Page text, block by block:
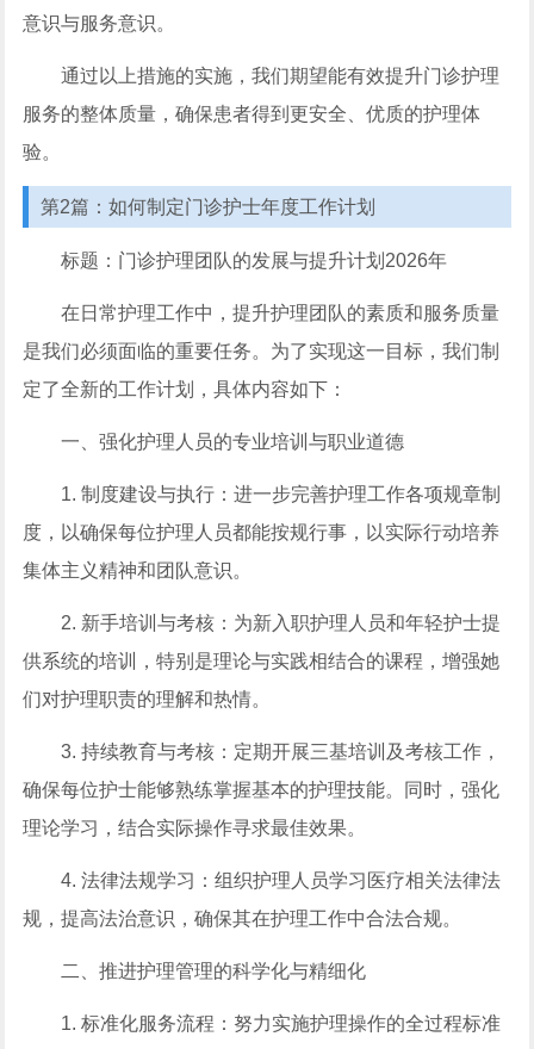
意识与服务意识。
通过以上措施的实施，我们期望能有效提升门诊护理
服务的整体质量，确保患者得到更安全、优质的护理体
验。
第2篇：如何制定门诊护士年度工作计划
标题：门诊护理团队的发展与提升计划2026年
在日常护理工作中，提升护理团队的素质和服务质量
是我们必须面临的重要任务。为了实现这一目标，我们制
定了全新的工作计划，具体内容如下：
一、强化护理人员的专业培训与职业道德
1. 制度建设与执行：进一步完善护理工作各项规章制
度，以确保每位护理人员都能按规行事，以实际行动培养
集体主义精神和团队意识。
2. 新手培训与考核：为新入职护理人员和年轻护士提
供系统的培训，特别是理论与实践相结合的课程，增强她
们对护理职责的理解和热情。
3. 持续教育与考核：定期开展三基培训及考核工作，
确保每位护士能够熟练掌握基本的护理技能。同时，强化
理论学习，结合实际操作寻求最佳效果。
4. 法律法规学习：组织护理人员学习医疗相关法律法
规，提高法治意识，确保其在护理工作中合法合规。
二、推进护理管理的科学化与精细化
1. 标准化服务流程：努力实施护理操作的全过程标准